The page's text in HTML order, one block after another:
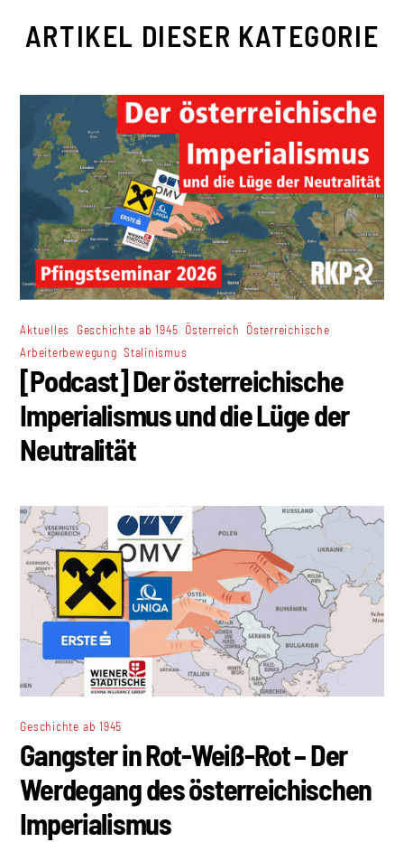
ARTIKEL DIESER KATEGORIE
Aktuelles Geschichte ab 1945 Österreich Österreichische
Arbeiterbewegung ,Stalinismus
[Podcast] Der österreichische
Imperialismus und die Lüge der
Neutralität
Geschichte ab 1945
Gangster in Rot-Weiß-Rot – Der
Werdegang des österreichischen
Imperialismus